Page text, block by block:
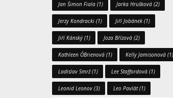
Jan Šimon Fiala (1) Jarka Hrušková (2)
Jerzy Kondracki (1) Jiří Jobánek (1)
Jiří Kánský (1) Joza Břízová (2)
Kathleen O´Brienová (1) Kelly Jamisonová (1)
Ladislav Smrž(1) Lee Staffordová (1)
Leonid Leonov (3) Leo Pavlát(1)